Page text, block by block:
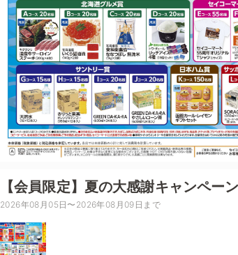
【会員限定】夏の大感謝キャンペー
2026年08月05日〜2026年08月09日まで